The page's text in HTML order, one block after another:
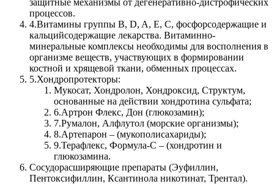
процессов.
4.Витамины группы B, D, A, E, C, фосфорсодержащие и
кальцийсодержащие лекарства. Витаминно-
минеральные комплексы необходимы для восполнения в
организме веществ, участвующих в формировании
костной и хрящевой ткани, обменных процессах.
5.Хондропротекторы:
Мукосат, Хондролон, Хондроксид, Структум,
основанные на действии хондротина сульфата;
6.Артрон Флекс, Дон (глюкозамин);
7.Румалон, Алфлутол (морские организмы);
8.Артепарон – (мукополисахариды);
9.Терафлекс, Формула-С – (хондротин и
глюкозамина.
Сосудорасширяющие препараты (Эуфиллин,
Пентоксифиллин, Ксантинола никотинат, Трентал).